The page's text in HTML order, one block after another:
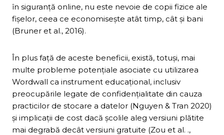
în siguranță online, nu este nevoie de copii fizice ale
fișelor, ceea ce economisește atât timp, cât și bani
(Bruner et al., 2016).
În plus față de aceste beneficii, există, totuși, mai
multe probleme potențiale asociate cu utilizarea
Wordwall ca instrument educațional, inclusiv
preocupările legate de confidențialitate din cauza
practicilor de stocare a datelor (Nguyen & Tran 2020)
și implicații de cost dacă școlile aleg versiuni plătite
mai degrabă decât versiuni gratuite (Zou et al. .,